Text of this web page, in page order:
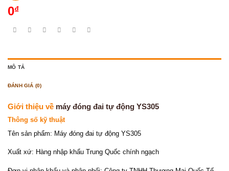
0₫
MÔ TẢ
ĐÁNH GIÁ (0)
Giới thiệu về máy đóng đai tự động YS305
Thông số kỹ thuật
Tên sản phẩm: Máy đóng đai tự động YS305
Xuất xứ: Hàng nhập khẩu Trung Quốc chính ngạch